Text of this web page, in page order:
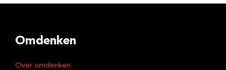
Omdenken
Over omdenken